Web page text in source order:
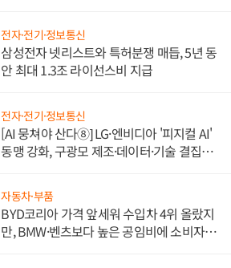
전자·전기·정보통신
삼성전자 넷리스트와 특허분쟁 매듭, 5년 동
안 최대 1.3조 라이선스비 지급
전자·전기·정보통신
[AI 뭉쳐야 산다⑧] LG·엔비디아 '피지컬 AI'
동맹 강화, 구광모 제조·데이터·기술 결집
자동차·부품
BYD코리아 가격 앞세워 수입차 4위 올랐지
만, BMW·벤츠보다 높은 공임비에 소비자